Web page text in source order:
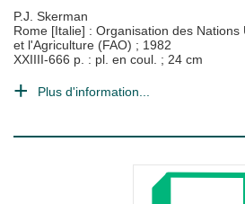
P.J. Skerman
Rome [Italie] : Organisation des Nations
et l'Agriculture (FAO) ; 1982
XXIIII-666 p. : pl. en coul. ; 24 cm
Plus d'information...